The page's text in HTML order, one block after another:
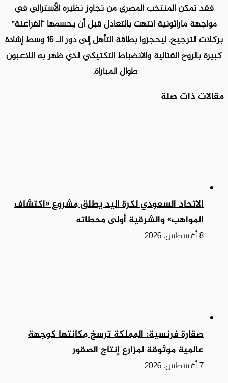
فقد تمكن المنتخب المصري من تجاوز نظيره الأسترالي في
مواجهة ماراثونية انتهت بالتعادل قبل أن يحسمها “الفراعنة”
بركلات الترجيح، ليحجزوا بطاقة التأهل إلى دور الـ 16 وسط إشادة
كبيرة بالروح القتالية والانضباط التكتيكي الذي ظهر به اللاعبون
طوال المباراة.
مقالات ذات صلة
الاتحاد السعودي لكرة اليد يطلق مشروع «اكتشاف
المواهب» والشرقية أولى محطاته
8 أغسطس، 2026
صقارة فرنسية: المملكة ترسخ مكانتها كوجهة
عالمية موثوقة لمزارع إنتاج الصقور
7 أغسطس، 2026